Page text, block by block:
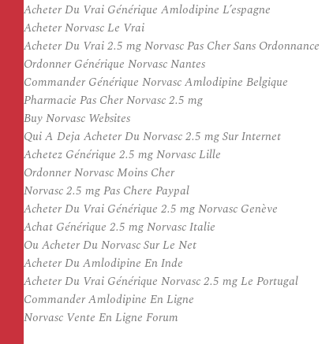
Acheter Du Vrai Générique Amlodipine L’espagne
Acheter Norvasc Le Vrai
Acheter Du Vrai 2.5 mg Norvasc Pas Cher Sans Ordonnance
Ordonner Générique Norvasc Nantes
Commander Générique Norvasc Amlodipine Belgique
Pharmacie Pas Cher Norvasc 2.5 mg
Buy Norvasc Websites
Qui A Deja Acheter Du Norvasc 2.5 mg Sur Internet
Achetez Générique 2.5 mg Norvasc Lille
Ordonner Norvasc Moins Cher
Norvasc 2.5 mg Pas Chere Paypal
Acheter Du Vrai Générique 2.5 mg Norvasc Genève
Achat Générique 2.5 mg Norvasc Italie
Ou Acheter Du Norvasc Sur Le Net
Acheter Du Amlodipine En Inde
Acheter Du Vrai Générique Norvasc 2.5 mg Le Portugal
Commander Amlodipine En Ligne
Norvasc Vente En Ligne Forum